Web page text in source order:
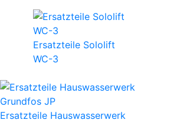
Ersatzteile Sololift
WC-3
Ersatzteile Hauswasserwerk